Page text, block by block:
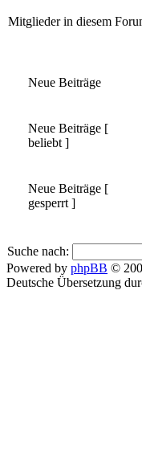
Mitglieder in diesem
Neue Beiträge
Neue Beiträge [
beliebt ]
Neue Beiträge [
gesperrt ]
Suche nach:
Powered by phpBB ©
Deutsche Übersetzung